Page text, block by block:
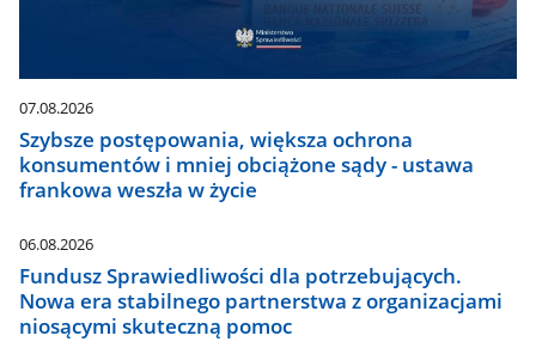
07.08.2026
Szybsze postępowania, większa ochrona
konsumentów i mniej obciążone sądy - ustawa
frankowa weszła w życie
06.08.2026
Fundusz Sprawiedliwości dla potrzebujących.
Nowa era stabilnego partnerstwa z organizacjami
niosącymi skuteczną pomoc